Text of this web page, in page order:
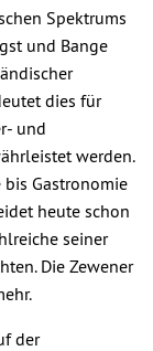
Spektrums
und Bange
dies für
und
werden.
Gastronomie
heute schon
seiner
Die Zewener
der